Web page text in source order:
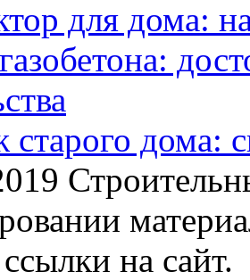
для дома:
дома:
на сайт.